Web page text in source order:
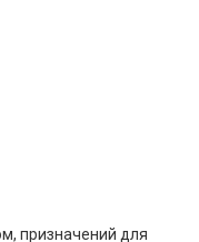
призначений для